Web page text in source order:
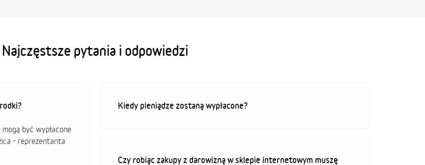
Najczęstsze pytania i odpowiedzi
być wypłacone
- reprezentanta
Kiedy pieniądze zostaną wypłacone?
Czy robiąc zakupy z darowizną w sklepie internetowym muszę